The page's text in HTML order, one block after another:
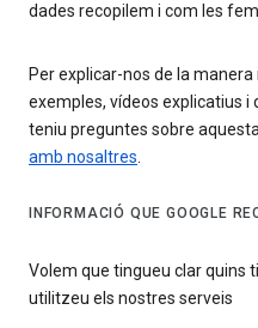
dades recopilem i com les
Per explicar-nos de la
exemples, vídeos explicatius i
teniu preguntes sobre
amb nosaltres.
INFORMACIÓ QUE GOOGLE
Volem que tingueu clar quins
utilitzeu els nostres serveis